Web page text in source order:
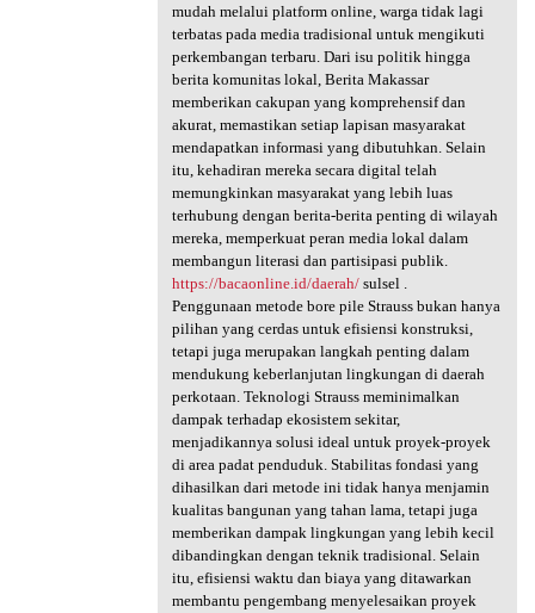
mudah melalui platform online, warga tidak lagi
terbatas pada media tradisional untuk mengikuti
perkembangan terbaru. Dari isu politik hingga
berita komunitas lokal, Berita Makassar
memberikan cakupan yang komprehensif dan
akurat, memastikan setiap lapisan masyarakat
mendapatkan informasi yang dibutuhkan. Selain
itu, kehadiran mereka secara digital telah
memungkinkan masyarakat yang lebih luas
terhubung dengan berita-berita penting di wilayah
mereka, memperkuat peran media lokal dalam
membangun literasi dan partisipasi publik.
https://bacaonline.id/daerah/sulsel .
Penggunaan metode bore pile Strauss bukan hanya
pilihan yang cerdas untuk efisiensi konstruksi,
tetapi juga merupakan langkah penting dalam
mendukung keberlanjutan lingkungan di daerah
perkotaan. Teknologi Strauss meminimalkan
dampak terhadap ekosistem sekitar,
menjadikannya solusi ideal untuk proyek-proyek
di area padat penduduk. Stabilitas fondasi yang
dihasilkan dari metode ini tidak hanya menjamin
kualitas bangunan yang tahan lama, tetapi juga
memberikan dampak lingkungan yang lebih kecil
dibandingkan dengan teknik tradisional. Selain
itu, efisiensi waktu dan biaya yang ditawarkan
membantu pengembang menyelesaikan proyek